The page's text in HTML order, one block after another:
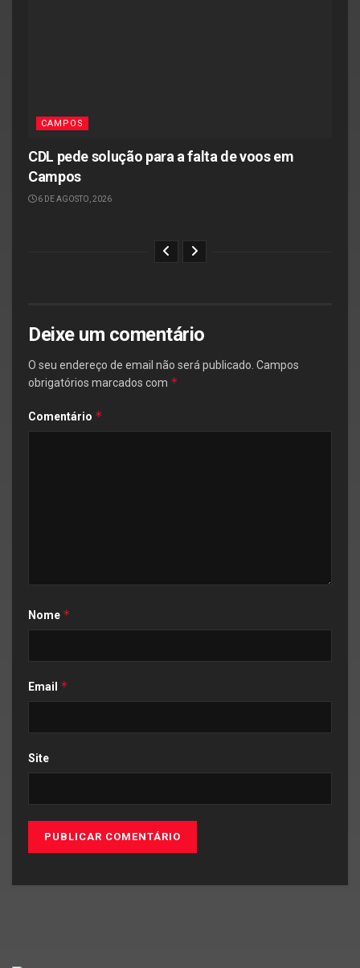
CAMPOS
CDL pede solução para a falta de voos em
Campos
6 DE AGOSTO, 2026
Deixe um comentário
O seu endereço de email não será publicado. Campos
obrigatórios marcados com *
Comentário *
Nome *
Email *
Site